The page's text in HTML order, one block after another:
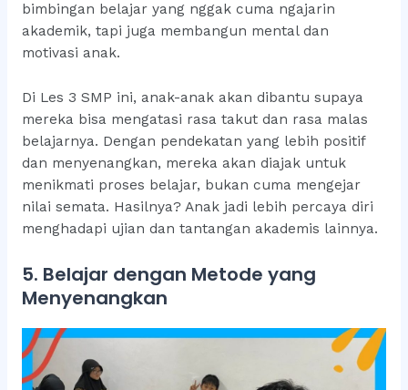
bimbingan belajar yang nggak cuma ngajarin
akademik, tapi juga membangun mental dan
motivasi anak.
Di Les 3 SMP ini, anak-anak akan dibantu supaya
mereka bisa mengatasi rasa takut dan rasa malas
belajarnya. Dengan pendekatan yang lebih positif
dan menyenangkan, mereka akan diajak untuk
menikmati proses belajar, bukan cuma mengejar
nilai semata. Hasilnya? Anak jadi lebih percaya diri
menghadapi ujian dan tantangan akademis lainnya.
5. Belajar dengan Metode yang
Menyenangkan